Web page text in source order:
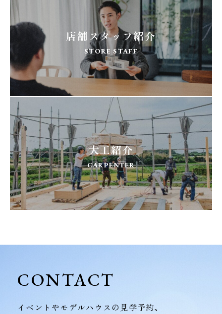
店舗スタッフ紹介
STORE STAFF
大工紹介
CARPENTER
CONTACT
イベントやモデルハウスの見学予約、